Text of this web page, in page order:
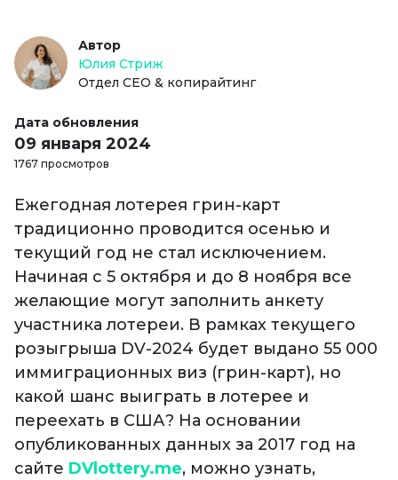
Автор
Юлия Стриж
Отдел СЕО & копирайтинг
Дата обновления
09 января 2024
1767 просмотров
Ежегодная лотерея грин-карт
традиционно проводится осенью и
текущий год не стал исключением.
Начиная с 5 октября и до 8 ноября все
желающие могут заполнить анкету
участника лотереи. В рамках текущего
розыгрыша DV-2024 будет выдано 55 000
иммиграционных виз (грин-карт), но
какой шанс выиграть в лотерее и
переехать в США? На основании
опубликованных данных за 2017 год на
сайте DVlottery.me, можно узнать,